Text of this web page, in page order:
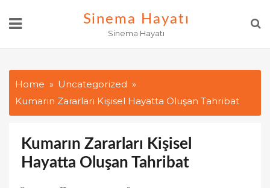
Sinema Hayatı
Sinema Hayatı
Home
Uncategorized
Kumarın Zararları Kişisel Hayatta Oluşan Tahribat
Kumarın Zararları Kişisel
Hayatta Oluşan Tahribat